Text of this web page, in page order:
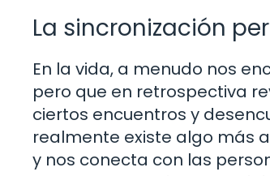
La sincronización
En la vida, a menudo nos
pero que en retrospectiva
ciertos encuentros y
realmente existe algo más
y nos conecta con las